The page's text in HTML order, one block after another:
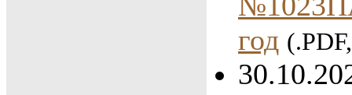
год